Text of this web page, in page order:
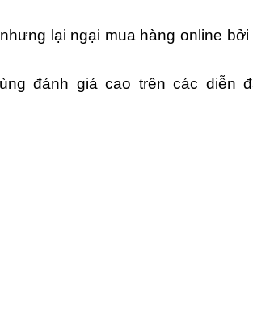
nhưng lại ngại mua hàng online
đánh giá cao trên các diễn